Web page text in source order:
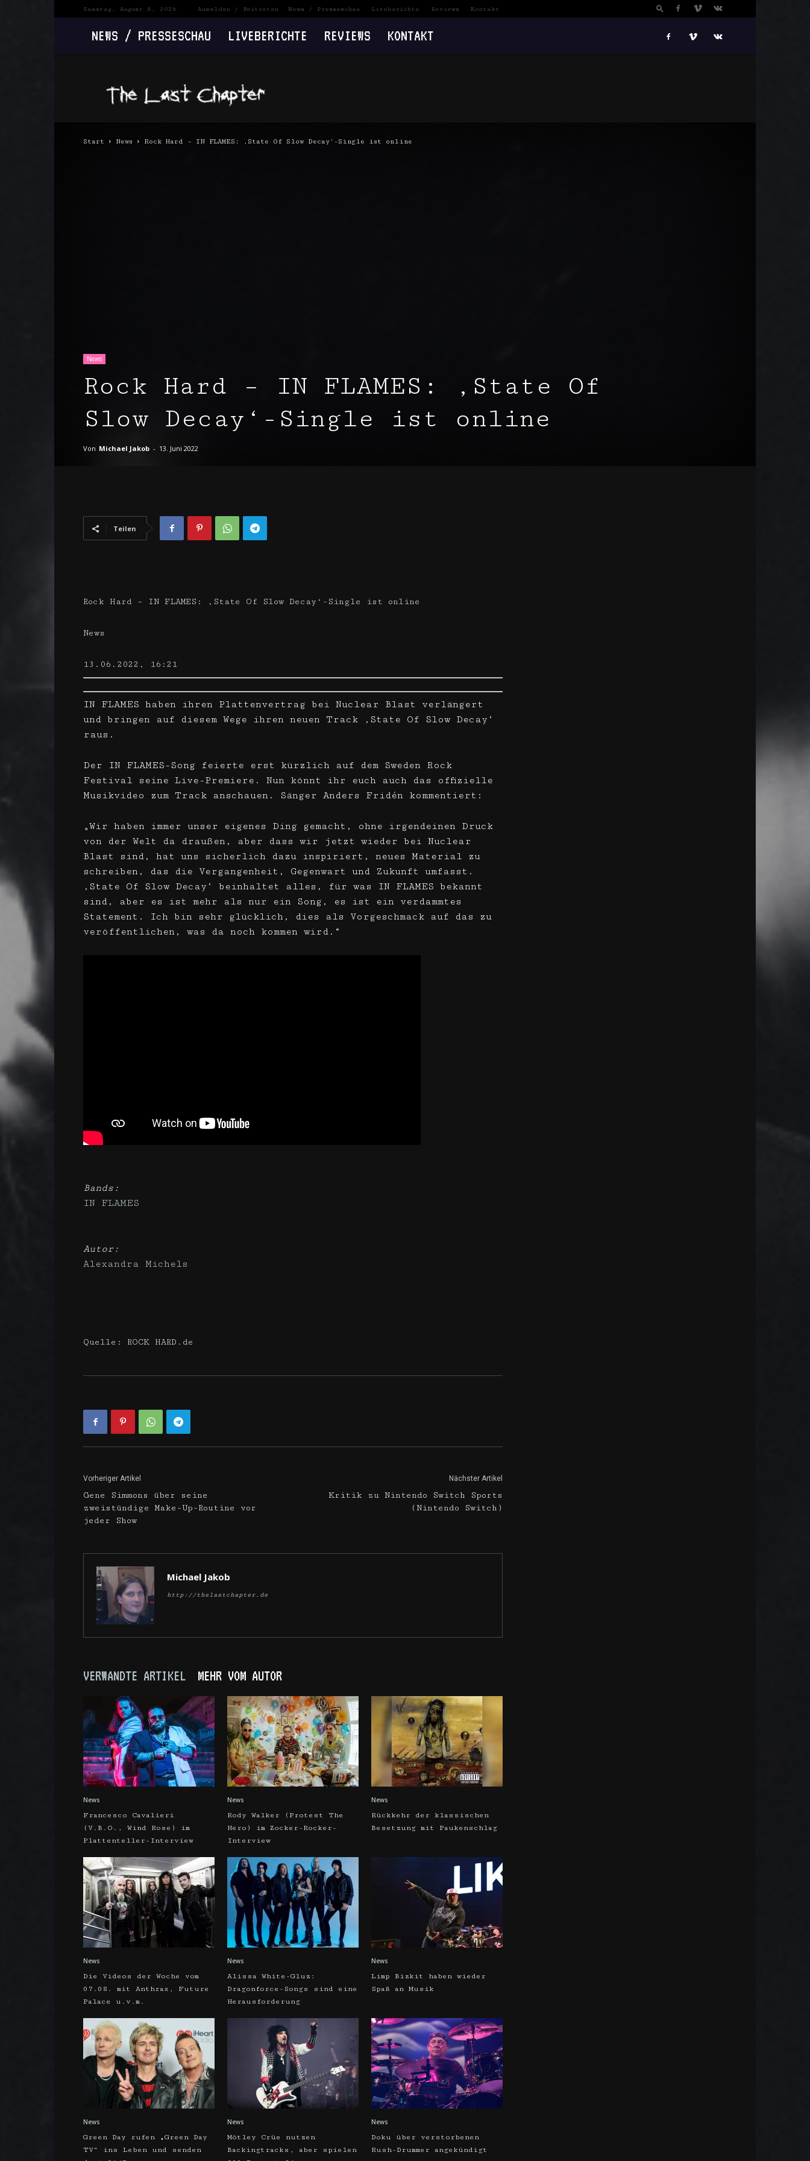
Samstag, August 8, 2026 Anmelden / Beitreten News / Presseschau Liveberichte Reviews Kontakt
NEWS / PRESSESCHAU LIVEBERICHTE REVIEWS KONTAKT
Last
Chapter
Start News Rock Hard – IN FLAMES: ‚State Of Slow Decay‘-Single ist online
News
Rock Hard – IN FLAMES: ‚State Of
Slow Decay‘-Single ist online
Von Michael Jakob - 13. Juni 2022
Teilen
Rock Hard – IN FLAMES: ‚State Of Slow Decay‘-Single ist online
News
13.06.2022, 16:21
IN FLAMES haben ihren Plattenvertrag bei Nuclear Blast verlängert
und bringen auf diesem Wege ihren neuen Track ‚State Of Slow Decay‘
raus.
Der IN FLAMES-Song feierte erst kürzlich auf dem Sweden Rock
Festival seine Live-Premiere. Nun könnt ihr euch auch das offizielle
Musikvideo zum Track anschauen. Sänger Anders Fridén kommentiert:
„Wir haben immer unser eigenes Ding gemacht, ohne irgendeinen Druck
von der Welt da draußen, aber dass wir jetzt wieder bei Nuclear
Blast sind, hat uns sicherlich dazu inspiriert, neues Material zu
schreiben, das die Vergangenheit, Gegenwart und Zukunft umfasst.
‚State Of Slow Decay‘ beinhaltet alles, für was IN FLAMES bekannt
sind, aber es ist mehr als nur ein Song, es ist ein verdammtes
Statement. Ich bin sehr glücklich, dies als Vorgeschmack auf das zu
veröffentlichen, was da noch kommen wird.“
Bands:
IN FLAMES
Autor:
Alexandra Michels
Quelle: ROCK HARD.de
Vorheriger Artikel
Gene Simmons über seine
zweistündige Make-Up-Routine vor
jeder Show
Nächster Artikel
Kritik zu Nintendo Switch Sports
(Nintendo Switch)
Michael Jakob
http://thelastchapter.de
VERWANDTE ARTIKEL MEHR VOM AUTOR
News
Francesco Cavalieri
(V.B.O., Wind Rose) im
Plattenteller-Interview
News
Rody Walker (Protest The
Hero) im Zocker-Rocker-
Interview
News
Rückkehr der klassischen
Besetzung mit Paukenschlag
News
Die Videos der Woche vom
07.08. mit Anthrax, Future
Palace u.v.m.
News
Alissa White-Gluz:
Dragonforce-Songs sind eine
Herausforderung
News
Limp Bizkit haben wieder
Spaß an Musik
News
Green Day rufen „Green Day
TV“ ins Leben und senden
News
Mötley Crüe nutzen
Backingtracks, aber spielen
News
Doku über verstorbenen
Rush-Drummer angekündigt